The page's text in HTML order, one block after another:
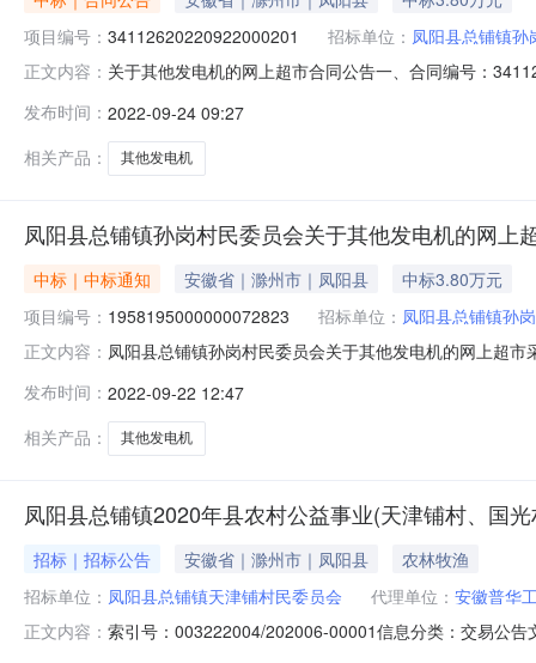
项目编号： 34112620220922000201 招标单位： 凤阳县总铺镇孙
正文内容： 关于其他发电机的网上超市合同公告一、合同编号：
限公司地址：/联系方式：18955069400六、合同主体信
发布时间： 2022-09-24 09:27
相关产品：
其他发电机
凤阳县总铺镇孙岗村民委员会关于其他发电机的网上
中标｜中标通知 安徽省｜滁州市｜凤阳县
中标3.80万元
项目编号： 1958195000000072823 招标单位： 凤阳县总铺镇孙
正文内容： 凤阳县总铺镇孙岗村民委员会关于其他发电机的网上超
编号:1958195000000072823项目联系人:陈守群项目联
式:三、成交信息交
发布时间： 2022-09-22 12:47
相关产品：
其他发电机
凤阳县总铺镇2020年县农村公益事业(天津铺村、国
招标｜招标公告 安徽省｜滁州市｜凤阳县
农林牧渔
招标单位： 凤阳县总铺镇天津铺村民委员会 代理单位： 安徽普华
正文内容： 索引号：003222004/202006-00001信息分类：交易公